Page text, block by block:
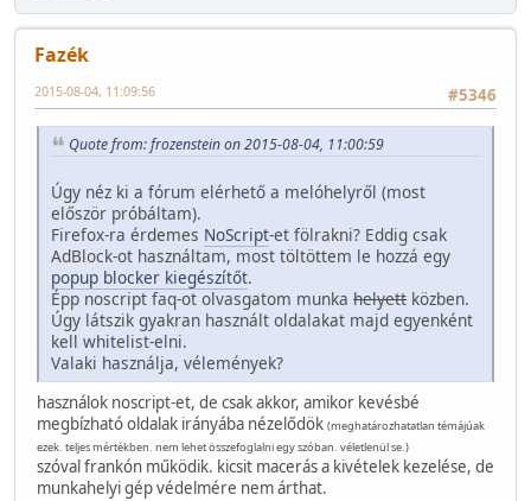
Fazék
#5346
2015-08-04, 11:09:56
Quote from: frozenstein on 2015-08-04, 11:00:59
Úgy néz ki a fórum elérhető a melóhelyről (most
először próbáltam).
Firefox-ra érdemes NoScript-et fölrakni? Eddig csak
AdBlock-ot használtam, most töltöttem le hozzá egy
popup blocker kiegészítőt.
Épp noscript faq-ot olvasgatom munka helyett közben.
Úgy látszik gyakran használt oldalakat majd egyenként
kell whitelist-elni.
Valaki használja, vélemények?
használok noscript-et, de csak akkor, amikor kevésbé
megbízható oldalak irányába nézelődök (meghatározhatatlan témájúak
ezek. teljes mértékben. nem lehet összefoglalni egy szóban. véletlenül se.)
szóval frankón működik. kicsit macerás a kivételek kezelése, de
munkahelyi gép védelmére nem árthat.